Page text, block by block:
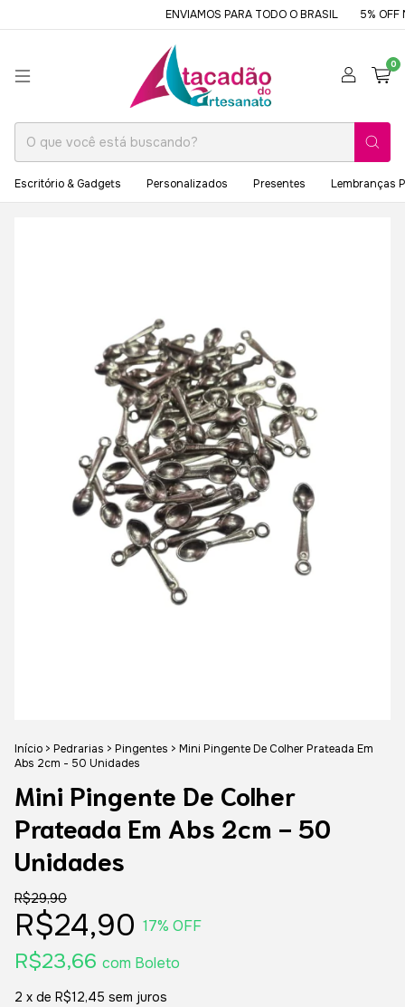
ENVIAMOS PARA TODO O BRASIL 5% OFF
0
Escritório & Gadgets Personalizados Presentes Lembranças
Início > Pedrarias > Pingentes > Mini Pingente De Colher Prateada Em
Abs 2cm - 50 Unidades
Mini Pingente De Colher
Prateada Em Abs 2cm - 50
Unidades
R$29,90
R$24,90 17% OFF
R$23,66 com Boleto
2 x de R$12,45 sem juros